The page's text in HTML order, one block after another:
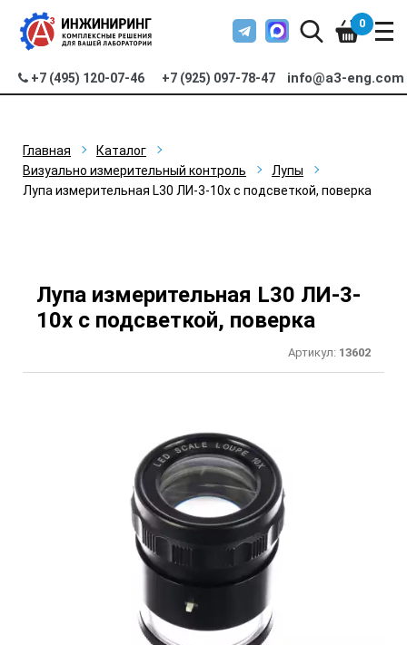
+7 (495) 120-07-46 +7 (925) 097-78-47 info@a3-eng.com
0
Главная
Каталог
Визуально измерительный контроль
Лупы
Лупа измерительная L30 ЛИ-3-10х с подсветкой, поверка
Лупа измерительная L30 ЛИ-3-
10х с подсветкой, поверка
Артикул: 13602